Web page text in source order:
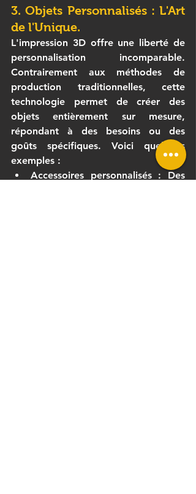
3. Objets Personnalisés : L'Art
de l'Unique.
L'impression 3D offre une liberté de
personnalisation incomparable.
Contrairement aux méthodes de
production traditionnelles, cette
technologie permet de créer des
objets entièrement sur mesure,
répondant à des besoins ou des
goûts spécifiques. Voici quelques
exemples :
Accessoires personnalisés : Des